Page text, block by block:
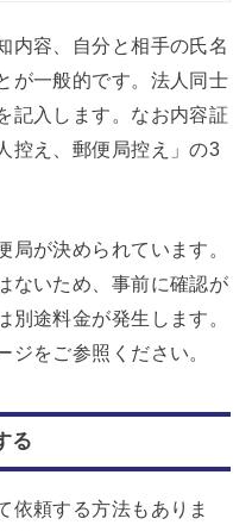
内容、自分と相手の氏名
が一般的です。法人同士
記入します。なお内容証
控え、郵便局控え」の3
局が決められています。
ないため、事前に確認が
別途料金が発生します。
をご参照ください。
る
依頼する方法もありま